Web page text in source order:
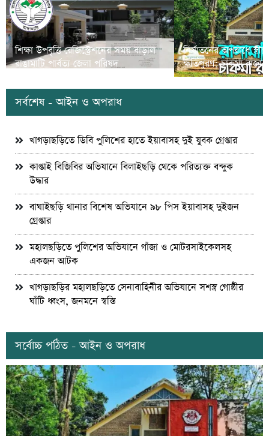
শিক্ষা উপবৃত্তি রেজিস্ট্রেশনের সময় বাড়াল
রাঙামাটি পার্বত্য জেলা পরিষদ
নির্যাতনের অপরাধে
ক্ষতিপুরণ; চাকমা
সর্বশেষ - আইন ও অপরাধ
খাগড়াছড়িতে ডিবি পুলিশের হাতে ইয়াবাসহ দুই যুবক গ্রেপ্তার
কাপ্তাই বিজিবির অভিযানে বিলাইছড়ি থেকে পরিত্যক্ত বন্দুক
উদ্ধার
বাঘাইছড়ি থানার বিশেষ অভিযানে ৯৮ পিস ইয়াবাসহ দুইজন
গ্রেপ্তার
মহালছড়িতে পুলিশের অভিযানে গাঁজা ও মোটরসাইকেলসহ
একজন আটক
খাগড়াছড়ির মহালছড়িতে সেনাবাহিনীর অভিযানে সশস্ত্র গোষ্ঠীর
ঘাঁটি ধ্বংস, জনমনে স্বস্তি
সর্বোচ্চ পঠিত - আইন ও অপরাধ